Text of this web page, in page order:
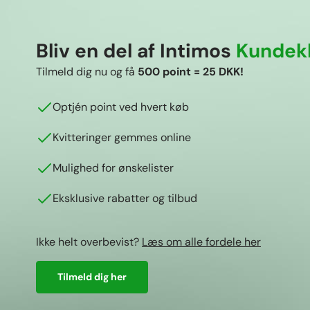
Bliv en del af Intimos
Tilmeld dig nu og få 500 point = 25 DKK!
Optjén point ved hvert køb
Kvitteringer gemmes online
Mulighed for ønskelister
Eksklusive rabatter og tilbud
Ikke helt overbevist? Læs om alle fordele her
Tilmeld dig her